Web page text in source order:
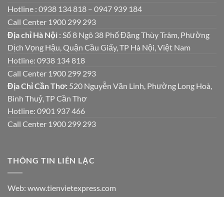
Hotline : 0938 134 818 – 0947 939 184
Call Center 1900 299 293
Địa chỉ Hà Nội : Số 8 Ngõ 38 Phố Đặng Thùy Trâm, Phường
Dịch Vọng Hậu, Quận Cầu Giấy, TP Hà Nội, Việt Nam
Hotline: 0938 134 818
Call Center 1900 299 293
Địa Chỉ Cần Thơ: 520 Nguyễn Văn Linh, Phường Long Hoà,
Bình Thuỷ, TP Cần Thơ
Hotline: 0901 937 466
Call Center 1900 299 293
THÔNG TIN LIÊN LẠC
Web: www.tienvietexpress.com